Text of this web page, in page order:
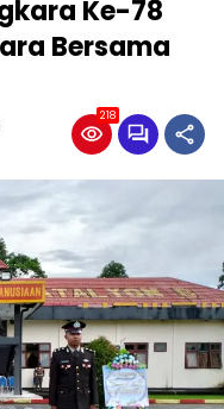
Ke-78
Bersama
218